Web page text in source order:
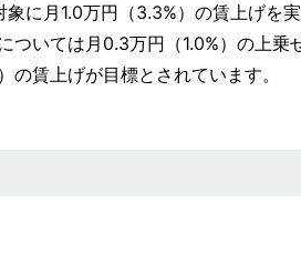
に月1.0万円（3.3%）の賃上げを
いては月0.3万円（1.0%）の上乗
賃上げが目標とされています。